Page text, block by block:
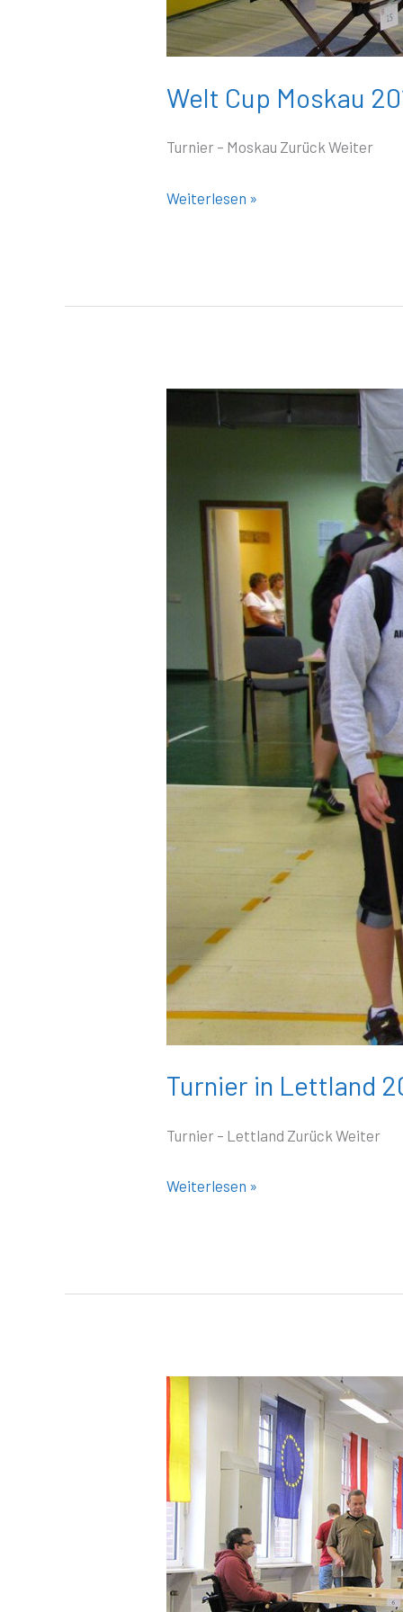
Welt Cup Moskau
Turnier – Moskau Zurück Weiter
Weiterlesen »
Turnier in Lettland
Turnier – Lettland Zurück Weiter
in
Weiterlesen »
Meisterschaft
Erlangen
2013